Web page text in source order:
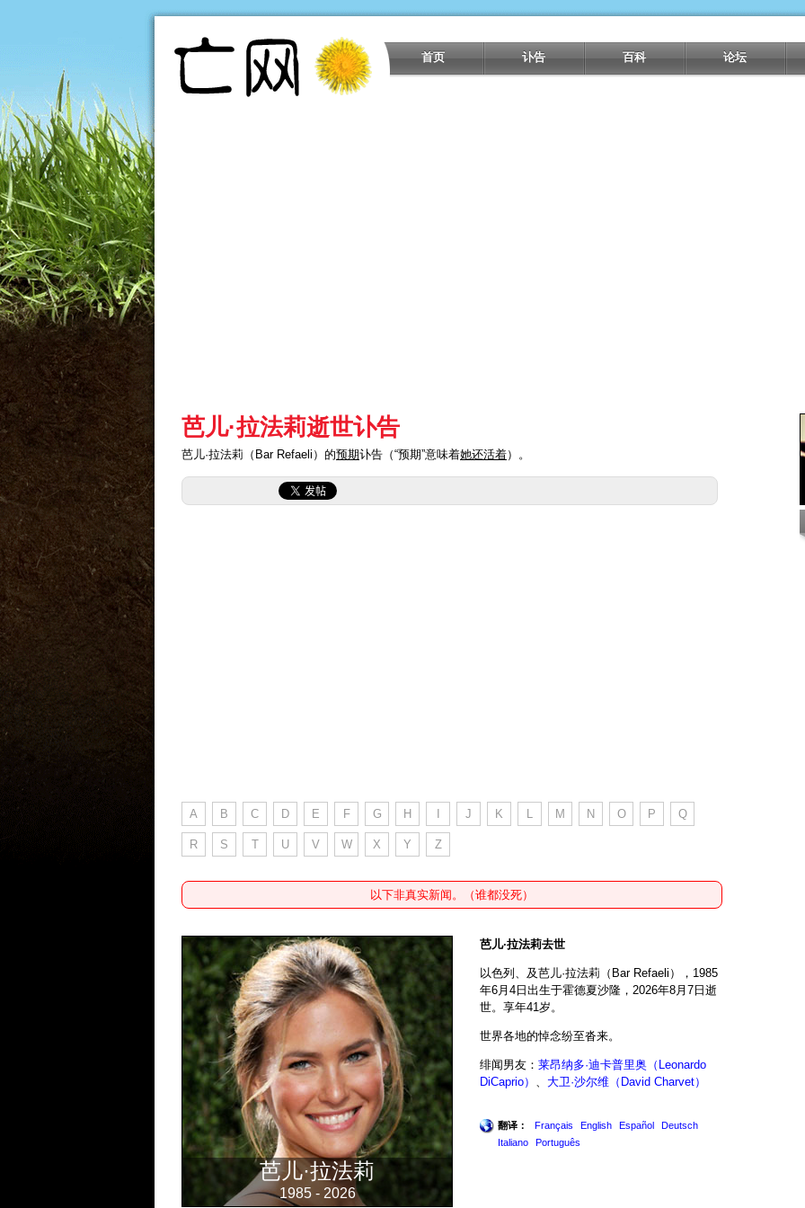
首页 讣告 百科 论坛
芭儿·拉法莉逝世讣告
芭儿·拉法莉（Bar Refaeli）的预期讣告（“预期”意味着她还活着）。
A B C D E F G H J K L M N O P Q
R S T U V W X Y Z
以下非真实新闻。（谁都没死）
芭儿·拉法莉
1985 - 2026
芭儿·拉法莉去世
以色列、及芭儿·拉法莉（Bar Refaeli），1985
年6月4日出生于霍德夏沙隆，2026年8月7日逝
世。享年41岁。
世界各地的悼念纷至沓来。
绯闻男友： 莱昂纳多·迪卡普里奥（Leonardo
DiCaprio）
大卫·沙尔维（David Charvet）
翻译： Français English Español
Deutsch
Italiano
Português